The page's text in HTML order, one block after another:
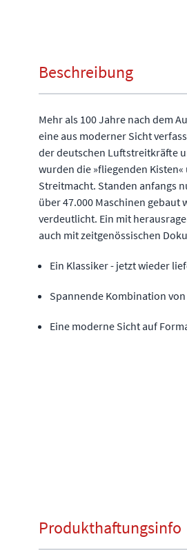
Beschreibung
Mehr als 100 Jahre nach dem
eine aus moderner Sicht
der deutschen Luftstreitkräfte
wurden die »fliegenden
Streitmacht. Standen anfangs
über 47.000 Maschinen gebaut
verdeutlicht. Ein mit
auch mit zeitgenössischen
Ein Klassiker - jetzt wieder
Spannende Kombination
Eine moderne Sicht auf
Produkthaftungsinfo